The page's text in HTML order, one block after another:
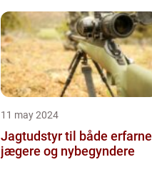
11 may 2024
Jagtudstyr til både erfarne
jægere og nybegyndere